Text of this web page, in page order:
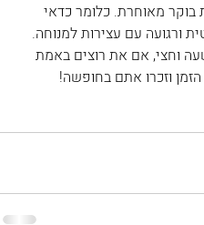
מאוחרת. כלומר כדאי
איטית ורגועה עם עצירות למנוחה.
וחצי, אם את רוצים באמת
וזכרו אתם בחופשה!